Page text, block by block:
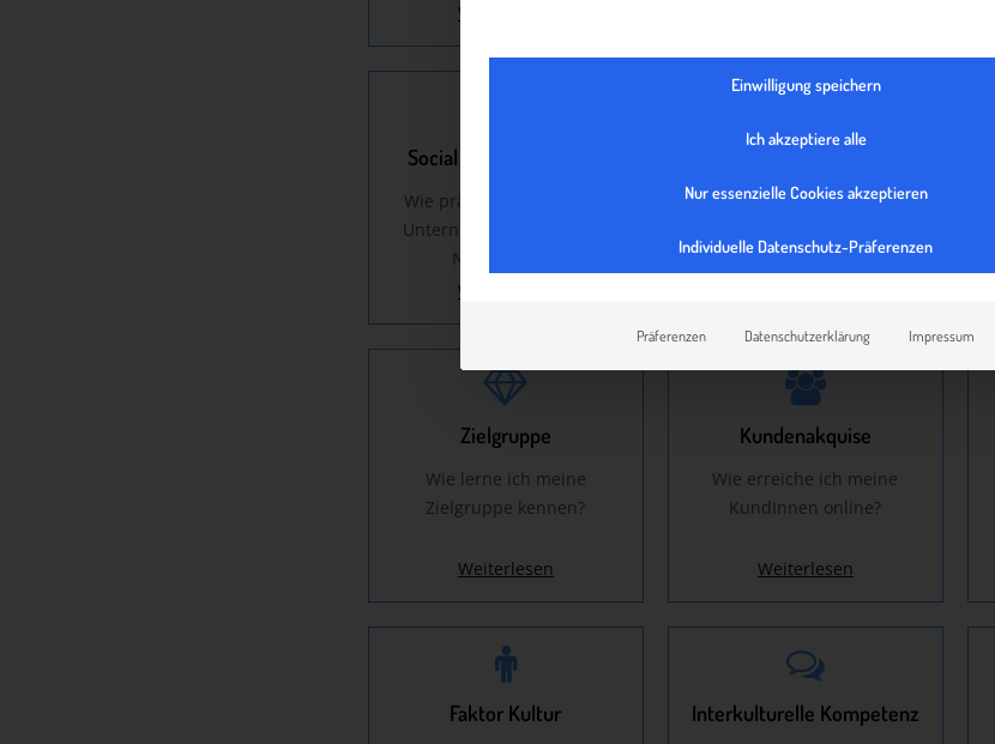
Weiterlesen
Social Media Marketing
Wie präsentiere ich mein
Unternehmen in Sozialen
Netzwerken ?
Weiterlesen
Englische Website
Tipps für das Erstellen von
meiner Website
Zielgruppe
Wie lerne ich meine
Zielgruppe kennen?
Weiterlesen
Kundenakquise
Wie erreiche ich meine
KundInnen online?
Weiterlesen
Faktor Kultur Interkulturelle Kompetenz
Einwilligung speichern
Ich akzeptiere alle
Nur essenzielle Cookies akzeptieren
Individuelle Datenschutz-Präferenzen
Präferenzen Datenschutzerklärung Impressum